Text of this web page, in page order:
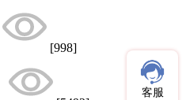
[998]
客服